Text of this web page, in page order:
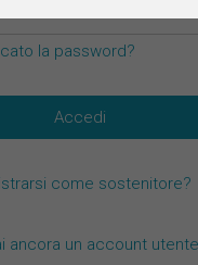
la password?
come sostenitore?
ancora un account